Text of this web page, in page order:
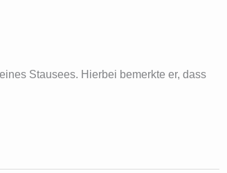
Stausees. Hierbei bemerkte er, dass